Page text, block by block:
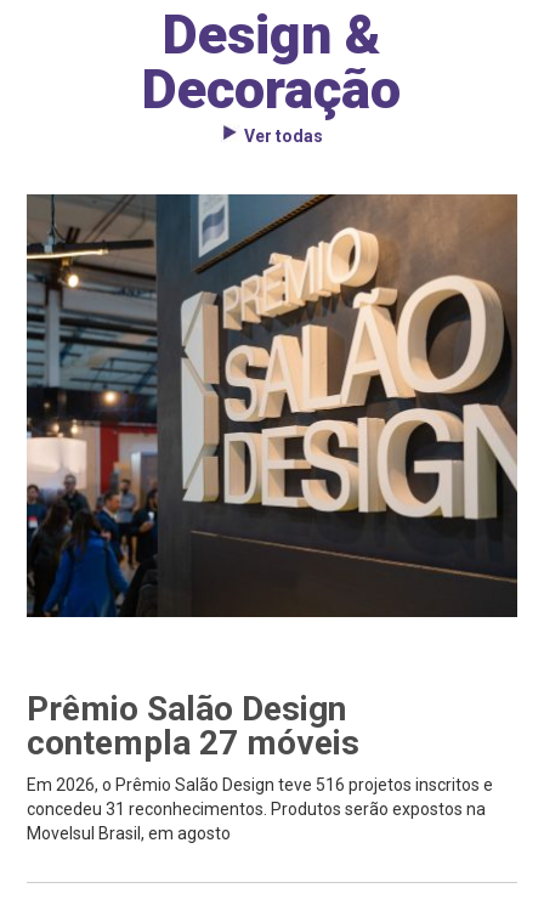
Design &
Decoração
Ver todas
Prêmio Salão Design
contempla 27 móveis
Em 2026, o Prêmio Salão Design teve 516 projetos inscritos e
concedeu 31 reconhecimentos. Produtos serão expostos na
Movelsul Brasil, em agosto